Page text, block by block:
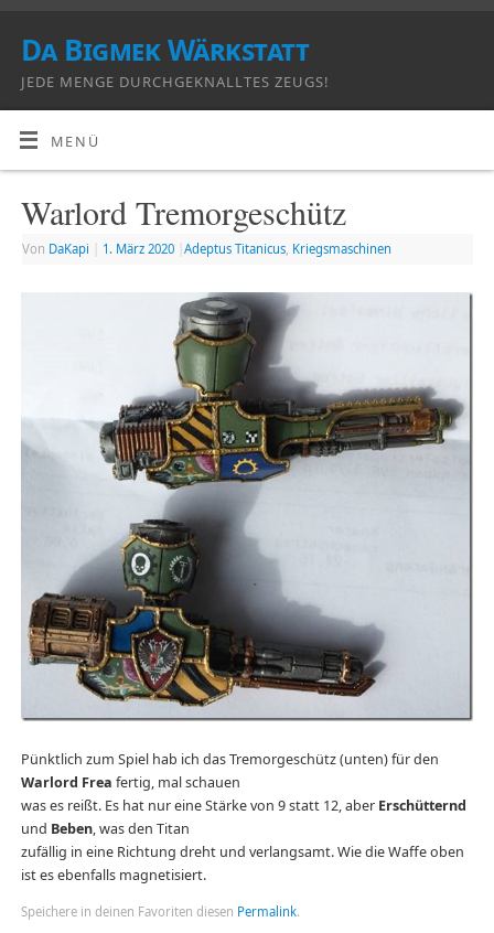
Da Bigmek Wärkstatt
JEDE MENGE DURCHGEKNALLTES ZEUGS!
MENÜ
Warlord Tremorgeschütz
Von DaKapi 1. März 2020 Adeptus Titanicus, Kriegsmaschinen
Pünktlich zum Spiel hab ich das Tremorgeschütz (unten) für den
Warlord Frea fertig, mal schauen
was es reißt. Es hat nur eine Stärke von 9 statt 12, aber Erschütternd
und Beben, was den Titan
zufällig in eine Richtung dreht und verlangsamt. Wie die Waffe oben
ist es ebenfalls magnetisiert.
Speichere in deinen Favoriten diesen Permalink.